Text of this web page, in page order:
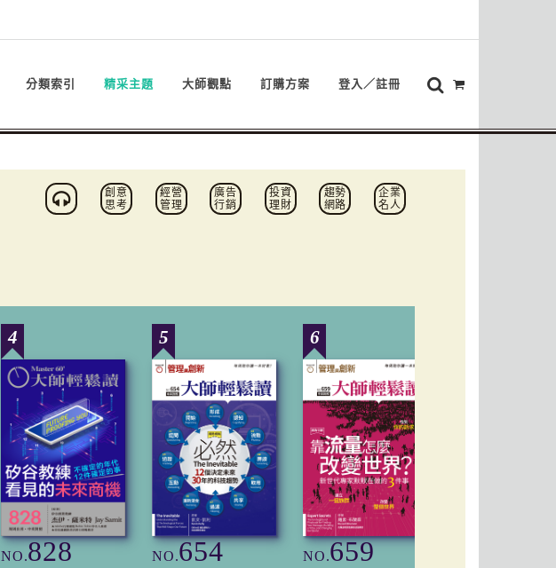
分類索引 精采主題 大師觀點 訂購方案 登入／註冊
創意
思考
經營
管理
廣告
行銷
投資
理財
趨勢
網路
企業
名人
4
NO.828
5
NO.654
6
NO.659